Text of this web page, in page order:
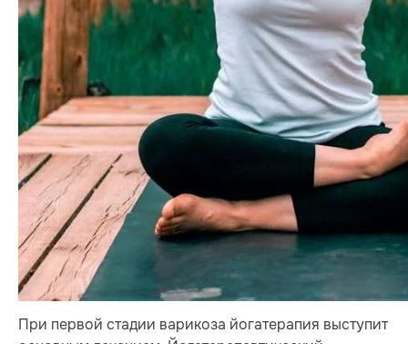
При первой стадии варикоза йогатерапия выступит